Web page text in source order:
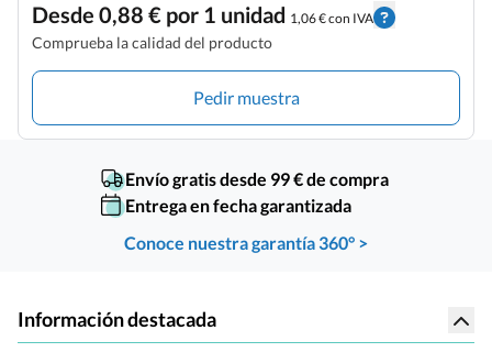
Desde 0,88 € por 1 unidad 1,06 € con IVA
Comprueba la calidad del producto
Pedir muestra
Envío gratis desde 99 € de compra
Entrega en fecha garantizada
Conoce nuestra garantía 360° >
Información destacada